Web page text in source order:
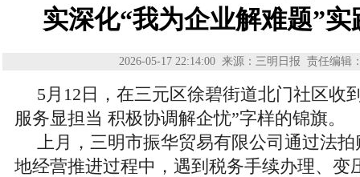
实深化“我为企业解难题”
2026-05-17 22:14:00 来源：三明日报 责任编辑
5月12日，在三元区徐碧街道北门社区收
服务显担当 积极协调解企忧”字样的锦旗。
上月，三明市振华贸易有限公司通过法
地经营推进过程中，遇到税务手续办理、变